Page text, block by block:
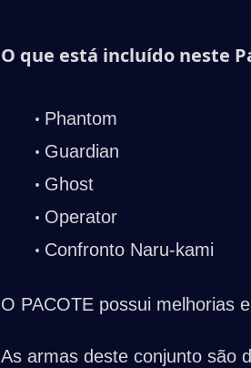
O que está incluído neste
Phantom
Guardian
Ghost
Operator
Confronto Naru-kami
O PACOTE possui melhorias
As armas deste conjunto são